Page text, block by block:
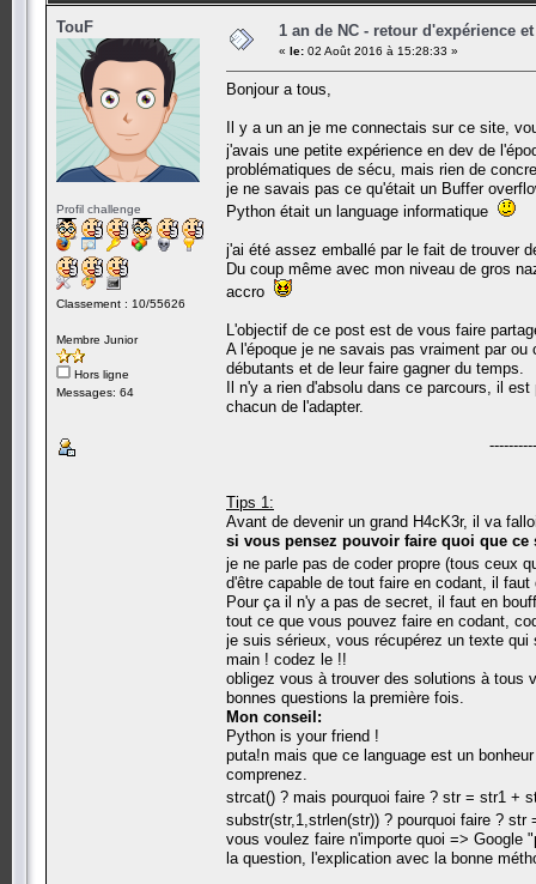
TouF
Profil challenge
Classement : 10/55626
Membre Junior
Hors ligne
Messages: 64
1 an de NC - retour d'expérience
« le: 02 Août 2016 à 15:28:33 »
Bonjour a tous,
Il y a un an je me connectais sur ce site,
j'avais une petite expérience en dev de
problématiques de sécu, mais rien de
je ne savais pas ce qu'était un Buffer
Python était un language informatique
j'ai été assez emballé par le fait de trouver
Du coup même avec mon niveau de gros
accro
L'objectif de ce post est de vous faire
A l'époque je ne savais pas vraiment par
débutants et de leur faire gagner du temps.
Il n'y a rien d'absolu dans ce parcours, il
chacun de l'adapter.
Tips 1:
Avant de devenir un grand H4cK3r, il va
si vous pensez pouvoir faire quoi que ce
je ne parle pas de coder propre (tous ceux
d'être capable de tout faire en codant, il
Pour ça il n'y a pas de secret, il faut en
tout ce que vous pouvez faire en codant,
je suis sérieux, vous récupérez un texte
main ! codez le !!
obligez vous à trouver des solutions à tous
bonnes questions la première fois.
Mon conseil:
Python is your friend !
puta!n mais que ce language est un
comprenez.
strcat() ? mais pourquoi faire ? str = str1 +
substr(str,1,strlen(str)) ? pourquoi faire ?
vous voulez faire n'importe quoi => Google
la question, l'explication avec la bonne